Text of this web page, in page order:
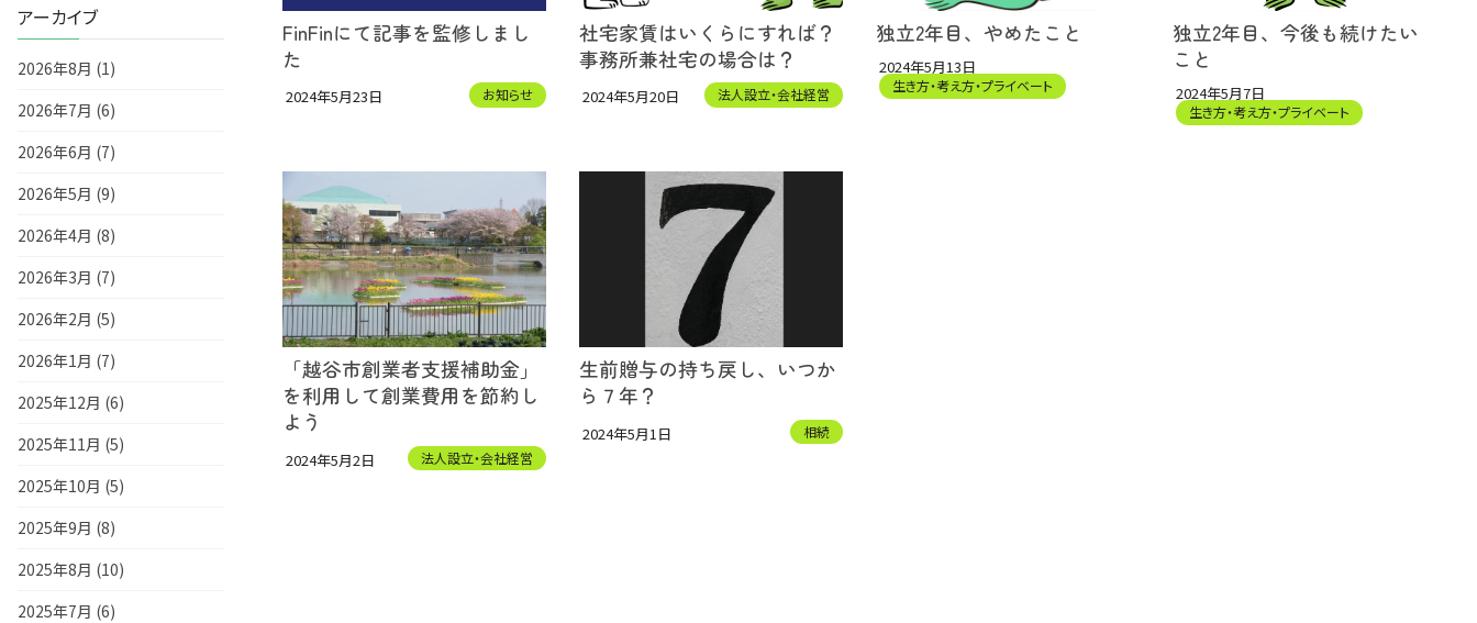
FinFinにて記事を監修しまし
た
2024年5月23日 お知らせ
社宅家賃はいくらにすれば？
事務所兼社宅の場合は？
2024年5月20日 法人設立・会社経営
独立2年目、やめたこと
2024年5月13日
生き方・考え方・プライベート
独立2年目、今後も続けたい
こと
2024年5月7日
生き方・考え方・プライベート
「越谷市創業者支援補助金」
を利用して創業費用を節約し
よう
2024年5月2日 法人設立・会社経営
生前贈与の持ち戻し、いつか
ら７年？
2024年5月1日 相続
アーカイブ
2026年8月 (1)
2026年7月 (6)
2026年6月 (7)
2026年5月 (9)
2026年4月 (8)
2026年3月 (7)
2026年2月 (5)
2026年1月 (7)
2025年12月 (6)
2025年11月 (5)
2025年10月 (5)
2025年9月 (8)
2025年8月 (10)
2025年7月 (6)